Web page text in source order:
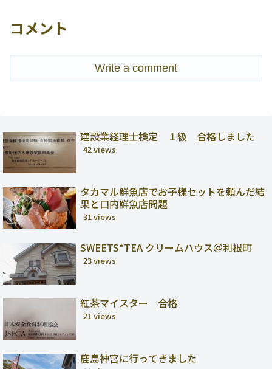
コメント
Write a comment
建設業経理士検定 １級 合格しました
42 views
タカマル鮮魚店でお子様セットを頼んだ結
果と口内鮮魚店問題
31 views
SWEETS*TEA クリームハウス＠利根町
23 views
紅茶マイスター 合格
21 views
鹿島神宮に行ってきました